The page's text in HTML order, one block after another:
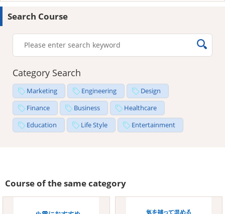
Search Course
Category Search
Marketing Engineering
Design
Finance
Business
Healthcare
Education
Life Style Entertainment
Course of the same category